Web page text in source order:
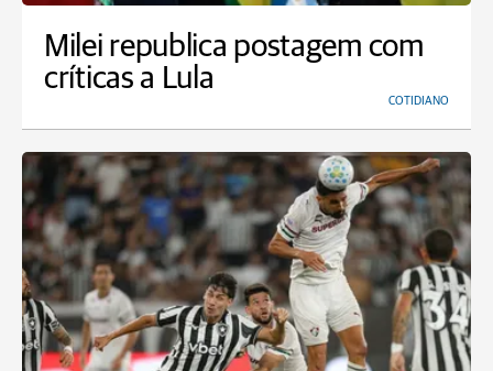
Milei republica postagem com
críticas a Lula
COTIDIANO